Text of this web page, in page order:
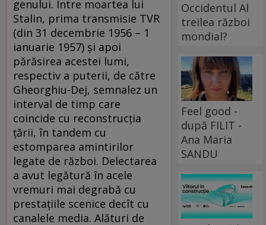
genului. Între moartea lui
Stalin, prima transmisie TVR
(din 31 decembrie 1956 – 1
ianuarie 1957) şi apoi
părăsirea acestei lumi,
respectiv a puterii, de către
Gheorghiu-Dej, semnalez un
interval de timp care
coincide cu reconstrucţia
ţării, în tandem cu
estomparea amintirilor
legate de război. Delectarea
a avut legătură în acele
vremuri mai degrabă cu
prestaţiile scenice decît cu
canalele media. Alături de
Occidentul Al
treilea război
mondial?
Feel good -
după FILIT -
Ana Maria
SANDU